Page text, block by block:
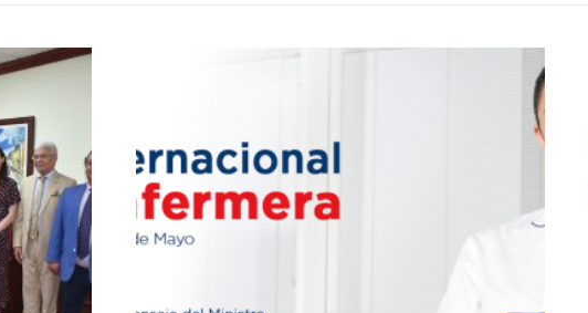
Enfermera.
Mensaje
Dr.
Franklin